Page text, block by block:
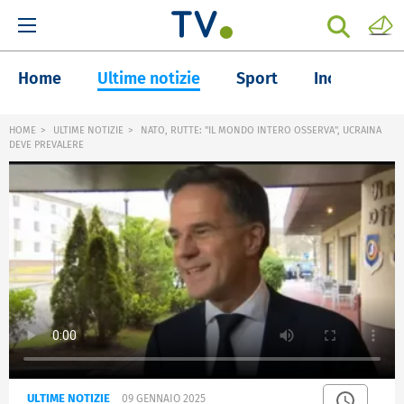
Home Ultime notizie Sport Inchieste
HOME ULTIME NOTIZIE
NATO, RUTTE: "IL MONDO INTERO OSSERVA", UCRAINA
DEVE PREVALERE
ULTIME NOTIZIE 09 GENNAIO 2025